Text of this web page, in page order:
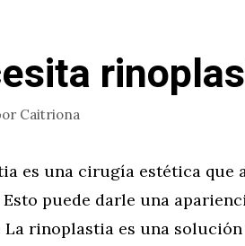
Caitriona
es una cirugía estética que
puede darle una
La rinoplastia es una